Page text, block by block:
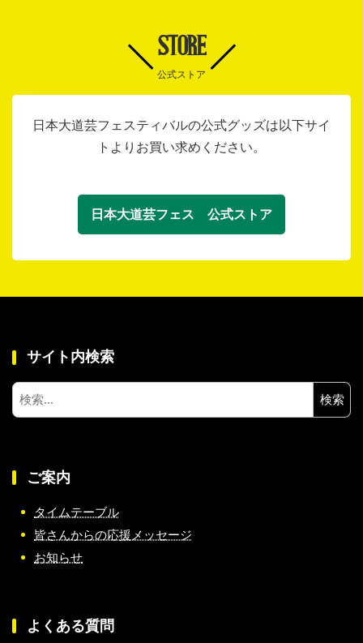
STORE
公式ストア
日本大道芸フェスティバルの公式グッズは以下サイ
トよりお買い求めください。
日本大道芸フェス 公式ストア
サイト内検索
検
索:
ご案内
タイムテーブル
皆さんからの応援メッセージ
お知らせ
よくある質問